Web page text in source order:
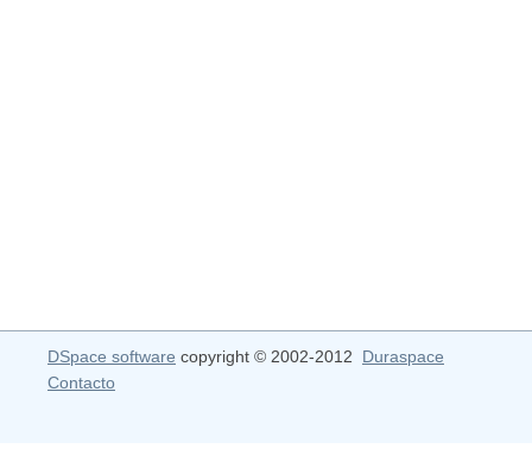
DSpace software copyright © 2002-2012 Duraspace
Contacto